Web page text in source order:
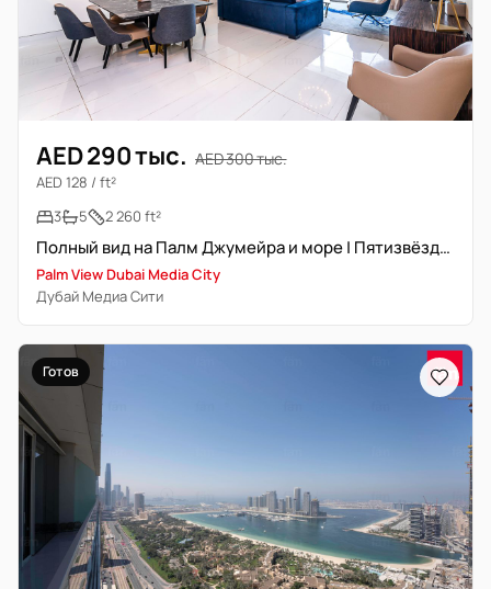
AED 290 тыс. AED 300 тыс.
AED 128 / ft²
3
5 2 260 ft²
Полный вид на Палм Джумейра и море | Пятизвёздочное обслуживание
Palm View Dubai Media City
Дубай Медиа Сити
Готов